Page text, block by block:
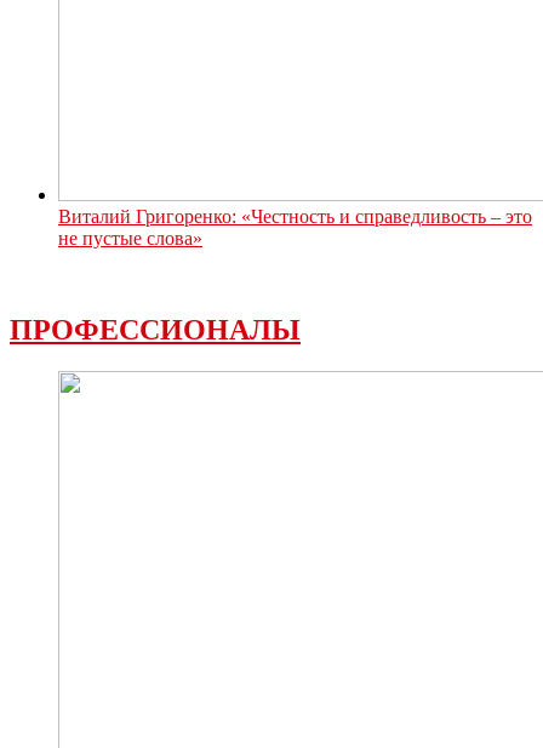
Виталий Григоренко: «Честность и справедливость – это
не пустые слова»
ПРОФЕССИОНАЛЫ